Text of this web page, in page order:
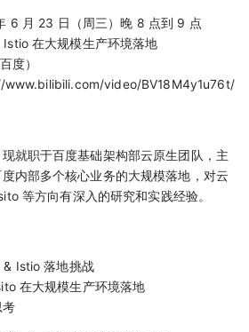
6 月 23 日（周三）晚 8 点到 9 点
在大规模生产环境落地
度）
www.bilibili.com/video/BV18M4y1u76t/
就职于百度基础架构部云原生团队，主
内部多个核心业务的大规模落地，对云
等方向有深入的研究和实践经验。
& Istio 落地挑战
在大规模生产环境落地
考